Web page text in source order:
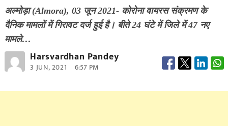
अल्मोड़ा (Almora), 03 जून 2021- कोरोना वायरस संक्रमण के
दैनिक मामलों में गिरावट दर्ज हुई है। बीते 24 घंटे में जिले में 47 नए
मामले…
Harsvardhan Pandey
3 JUN, 2021 6:57 PM